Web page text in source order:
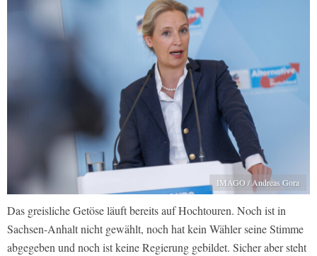
IMAGO / Andreas Gora
Das greisliche Getöse läuft bereits auf Hochtouren. Noch ist in
Sachsen-Anhalt nicht gewählt, noch hat kein Wähler seine Stimme
abgegeben und noch ist keine Regierung gebildet. Sicher aber steht